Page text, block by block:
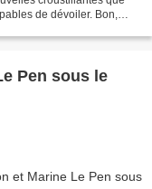
de dévoiler. Bon,
Pen sous le